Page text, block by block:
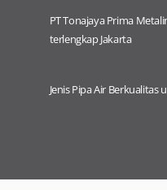
PT Tonajaya Prima
terlengkap Jakarta
Jenis Pipa Air